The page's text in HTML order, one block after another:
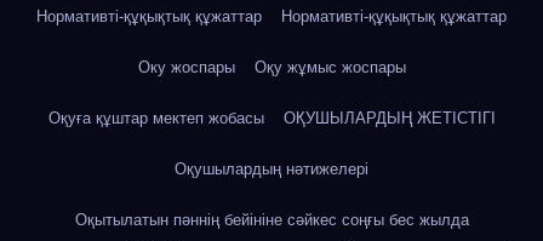
Нормативті-құқықтық құжаттар Нормативті-құқықтық құжаттар
Оку жоспары Оқу жұмыс жоспары
Оқуға құштар мектеп жобасы ОҚУШЫЛАРДЫҢ ЖЕТІСТІГІ
Оқушылардың нәтижелері
Оқытылатын пәннің бейініне сәйкес соңғы бес жылда